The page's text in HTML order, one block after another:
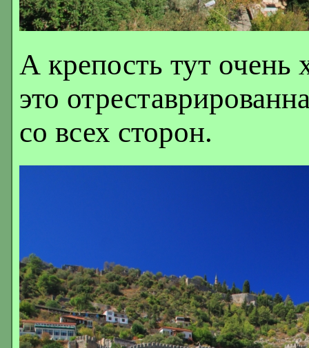
А крепость тут очень
это
со всех сторон.